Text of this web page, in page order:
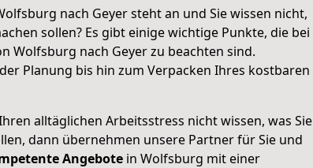
nach Geyer steht an und Sie wissen nicht,
sollen? Es gibt einige wichtige Punkte, die bei
Wolfsburg nach Geyer zu beachten sind.
Planung bis hin zum Verpacken Ihres kostbaren
alltäglichen Arbeitsstress nicht wissen, was Sie
dann übernehmen unsere Partner für Sie und
Angebote in Wolfsburg mit einer